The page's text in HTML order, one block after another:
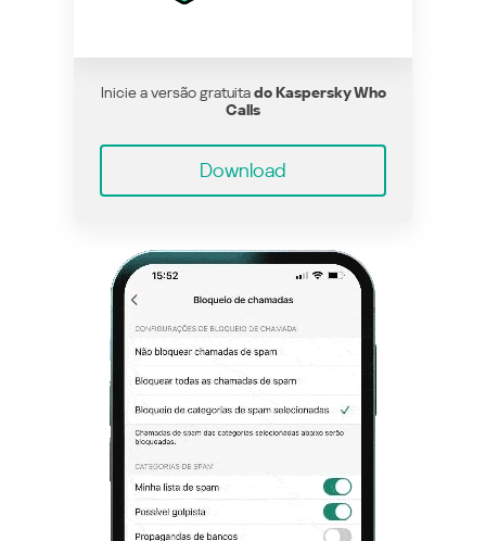
Inicie a versão gratuitado Kaspersky Who
Calls
Download